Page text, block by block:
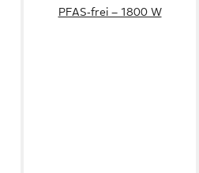
PFAS‑frei – 1800 W